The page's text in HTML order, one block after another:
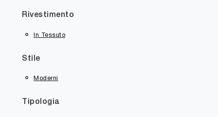
Rivestimento
In Tessuto
Stile
Moderni
Tipologia